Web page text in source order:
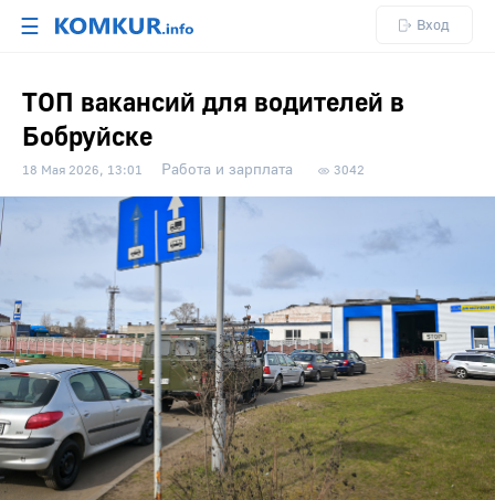
☰ Вход
ТОП вакансий для водителей в
Бобруйске
18 Мая 2026, 13:01 Работа и зарплата 3042